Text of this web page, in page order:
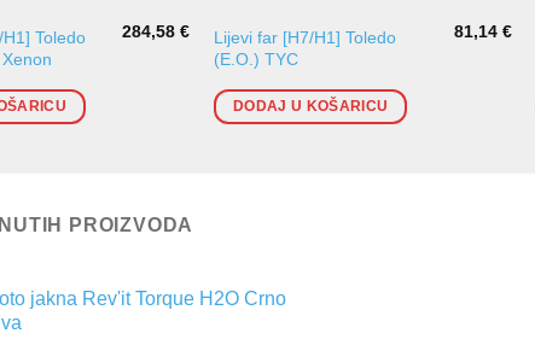
Toledo
284,58€
Lijevi far [H7/H1] Toledo
(E.O.) TYC
81,14 €
DODAJ U KOŠARICU
PROIZVODA
jakna Rev'it Torque H2O Crno